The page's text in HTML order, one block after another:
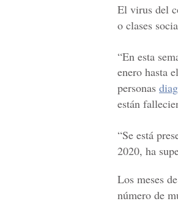
El virus del
o clases
“En esta
enero hasta
personas
están
“Se está
2020, ha
Los meses
número de